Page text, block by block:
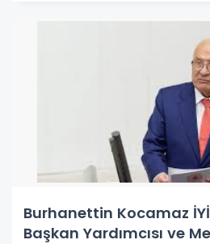
Burhanettin Kocamaz
Başkan Yardımcısı ve